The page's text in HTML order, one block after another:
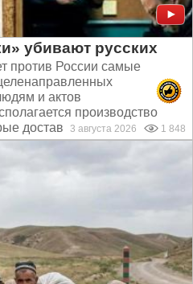
убивают русских
против России самые
и актов
производство
доставляют в Россию...
3 августа 2026 1 848